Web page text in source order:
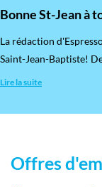
Bonne St-Jean à
La rédaction
Saint-Jean-Baptiste!
Lire la suite
Offres